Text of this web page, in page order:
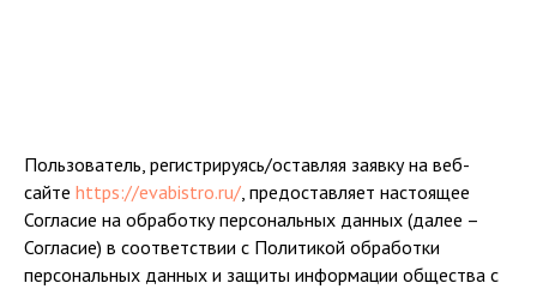
Пользователь, регистрируясь/оставляя заявку на веб-
сайте https://evabistro.ru/, предоставляет настоящее
Согласие на обработку персональных данных (далее –
Согласие) в соответствии с Политикой обработки
персональных данных и защиты информации общества с